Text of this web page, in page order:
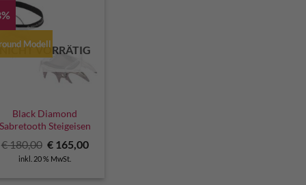
Modell
VORRÄTIG
Black Diamond
Steigeisen
€180,00 Ursprünglicher
Preis
war:
€ 165,00Aktueller
inkl. 20 % MwSt.